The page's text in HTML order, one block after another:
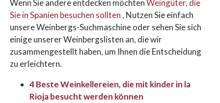
Wenn Sie andere entdecken möchtenWeingüter, die
Sie in Spanien besuchen sollten , Nutzen Sie einfach
unsere Weinbergs-Suchmaschine oder sehen Sie sich
einige unserer Weinbergslisten an, die wir
zusammengestellt haben, um Ihnen die Entscheidung
zu erleichtern.
4 Beste Weinkellereien, die mit kinder in la
Rioja besucht werden können